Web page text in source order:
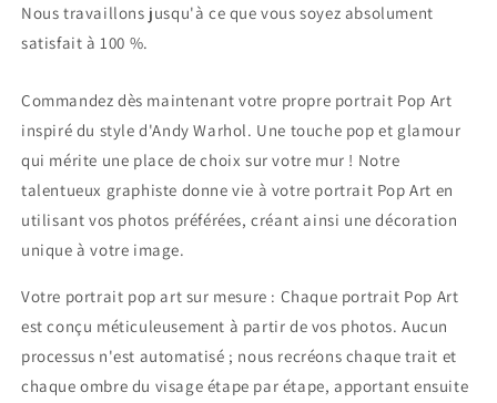
Nous travaillons jusqu'à ce que vous soyez absolument
satisfait à 100 %.
Commandez dès maintenant votre propre portrait Pop Art
inspiré du style d'Andy Warhol. Une touche pop et glamour
qui mérite une place de choix sur votre mur ! Notre
talentueux graphiste donne vie à votre portrait Pop Art en
utilisant vos photos préférées, créant ainsi une décoration
unique à votre image.
Votre portrait pop art sur mesure : Chaque portrait Pop Art
est conçu méticuleusement à partir de vos photos. Aucun
processus n'est automatisé ; nous recréons chaque trait et
chaque ombre du visage étape par étape, apportant ensuite